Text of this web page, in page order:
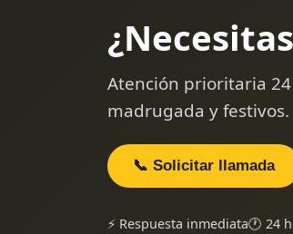
Atención prioritaria
madrugada y festivos.
📞 Solicitar llamada
⚡ Respuesta inmediata🕐 24